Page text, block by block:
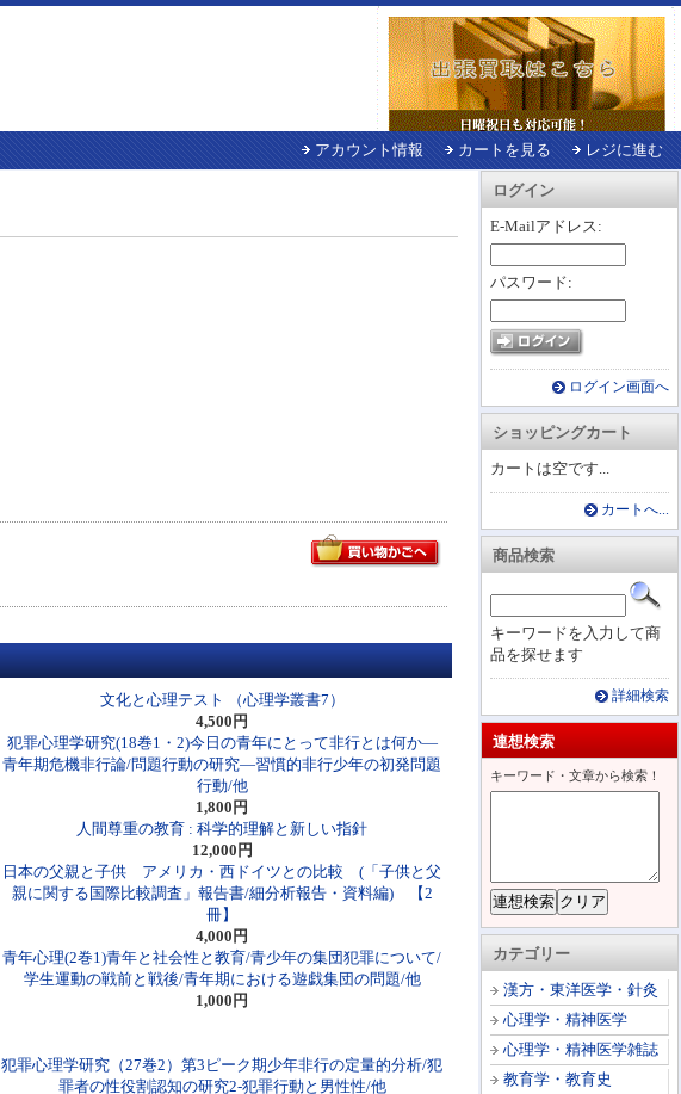
アカウント情報 カートを見る レジに進む
ログイン
E-Mailアドレス:
パスワード:
ログイン画面へ
ショッピングカート
カートは空です...
カートへ...
商品検索
キーワードを入力して商
品を探せます
詳細検索
連想検索
キーワード・文章から検索！
カテゴリー
漢方・東洋医学・針灸
心理学・精神医学
心理学・精神医学雑誌
教育学・教育史
文化と心理テスト （心理学叢書7）
4,500円
犯罪心理学研究(18巻1・2)今日の青年にとって非行とは何か―
青年期危機非行論/問題行動の研究―習慣的非行少年の初発問題
行動/他
1,800円
人間尊重の教育 : 科学的理解と新しい指針
12,000円
日本の父親と子供 アメリカ・西ドイツとの比較 (「子供と父
親に関する国際比較調査」報告書/細分析報告・資料編) 【2
冊】
4,000円
青年心理(2巻1)青年と社会性と教育/青少年の集団犯罪について/
学生運動の戦前と戦後/青年期における遊戯集団の問題/他
1,000円
犯罪心理学研究（27巻2）第3ピーク期少年非行の定量的分析/犯
罪者の性役割認知の研究2-犯罪行動と男性性/他